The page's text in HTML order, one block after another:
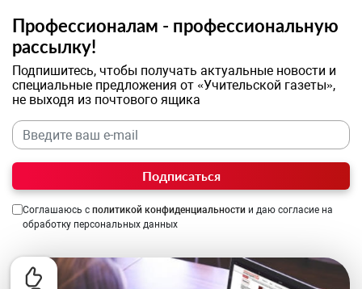
Профессионалам - профессиональную
рассылку!
Подпишитесь, чтобы получать актуальные новости и
специальные предложения от «Учительской газеты»,
не выходя из почтового ящика
Подписаться
Соглашаюсь с политикой конфиденциальности и даю согласие на
обработку персональных данных